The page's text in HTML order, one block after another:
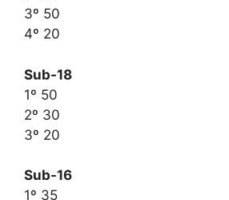
3º 50
4º 20
Sub-18
1º 50
2º 30
3º 20
Sub-16
1º 35